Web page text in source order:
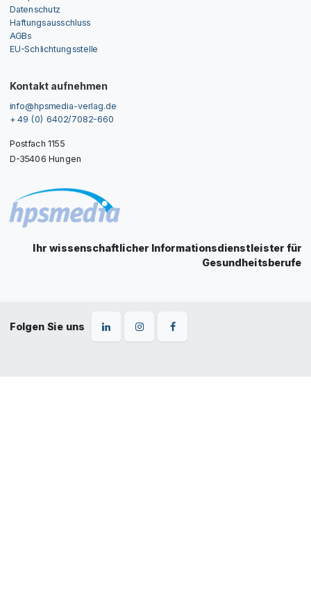
Datenschutz
Haftungsausschluss
AGBs
EU-Schlichtungsstelle
Kontakt aufnehmen
info@hpsmedia-verlag.de
+ 49 (0) 6402/7082-660
Postfach 1155
D-35406 Hungen
Ihr wissenschaftlicher Informationsdienstleister für
Gesundheitsberufe
Folgen Sie uns